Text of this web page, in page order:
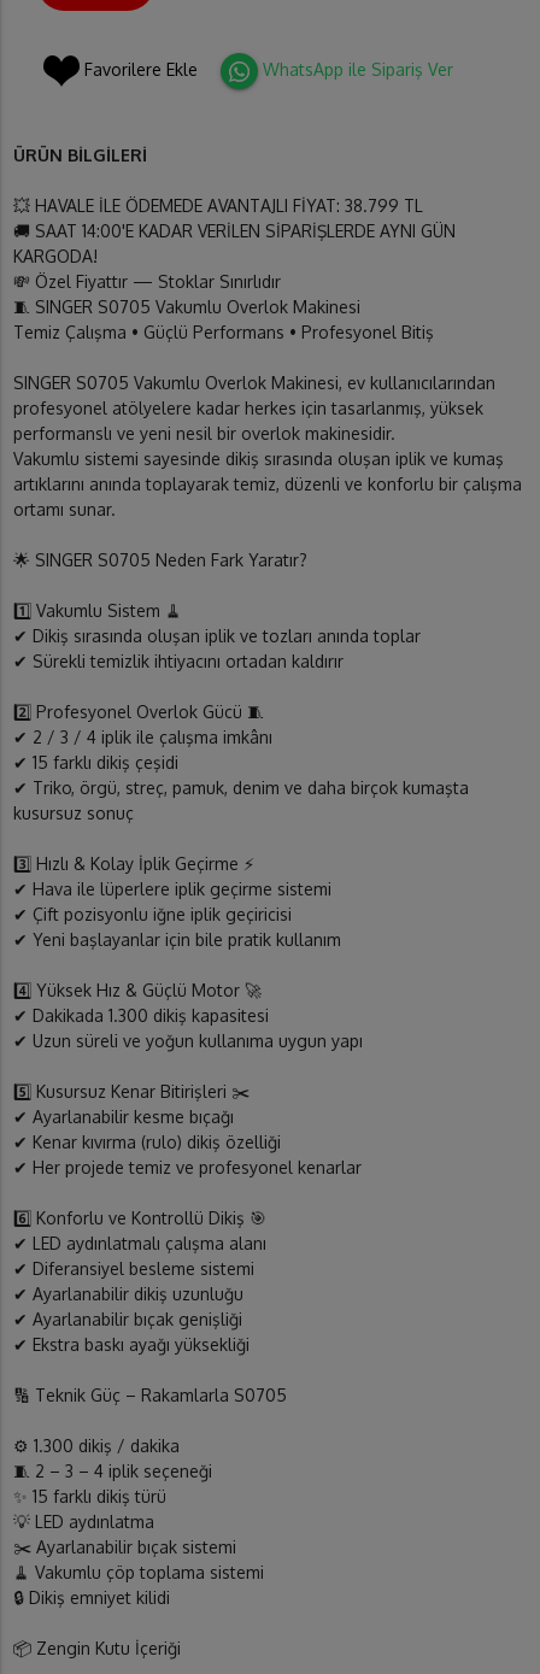
Favorilere Ekle WhatsApp ile Sipariş Ver
ÜRÜN BİLGİLERİ
💥 HAVALE İLE ÖDEMEDE AVANTAJLI FİYAT: 38.799 TL
🚚 SAAT 14:00'E KADAR VERİLEN SİPARİŞLERDE AYNI GÜN
KARGODA!
💸 Özel Fiyattır — Stoklar Sınırlıdır
🧵 SINGER S0705 Vakumlu Overlok Makinesi
Temiz Çalışma • Güçlü Performans • Profesyonel Bitiş
SINGER S0705 Vakumlu Overlok Makinesi, ev kullanıcılarından
profesyonel atölyelere kadar herkes için tasarlanmış, yüksek
performanslı ve yeni nesil bir overlok makinesidir.
Vakumlu sistemi sayesinde dikiş sırasında oluşan iplik ve kumaş
artıklarını anında toplayarak temiz, düzenli ve konforlu bir çalışma
ortamı sunar.
🌟 SINGER S0705 Neden Fark Yaratır?
1️⃣ Vakumlu Sistem 🧹
✔ Dikiş sırasında oluşan iplik ve tozları anında toplar
✔ Sürekli temizlik ihtiyacını ortadan kaldırır
2️⃣ Profesyonel Overlok Gücü 🧵
✔ 2 / 3 / 4 iplik ile çalışma imkânı
✔ 15 farklı dikiş çeşidi
✔ Triko, örgü, streç, pamuk, denim ve daha birçok kumaşta
kusursuz sonuç
3️⃣ Hızlı & Kolay İplik Geçirme ⚡
✔ Hava ile lüperlere iplik geçirme sistemi
✔ Çift pozisyonlu iğne iplik geçiricisi
✔ Yeni başlayanlar için bile pratik kullanım
4️⃣ Yüksek Hız & Güçlü Motor 🚀
✔ Dakikada 1.300 dikiş kapasitesi
✔ Uzun süreli ve yoğun kullanıma uygun yapı
5️⃣ Kusursuz Kenar Bitirişleri ✂️
✔ Ayarlanabilir kesme bıçağı
✔ Kenar kıvırma (rulo) dikiş özelliği
✔ Her projede temiz ve profesyonel kenarlar
6️⃣ Konforlu ve Kontrollü Dikiş 🎯
✔ LED aydınlatmalı çalışma alanı
✔ Diferansiyel besleme sistemi
✔ Ayarlanabilir dikiş uzunluğu
✔ Ayarlanabilir bıçak genişliği
✔ Ekstra baskı ayağı yüksekliği
🔢 Teknik Güç – Rakamlarla S0705
⚙️ 1.300 dikiş / dakika
🧵 2 – 3 – 4 iplik seçeneği
✨ 15 farklı dikiş türü
💡 LED aydınlatma
✂️ Ayarlanabilir bıçak sistemi
🧹 Vakumlu çöp toplama sistemi
🔒 Dikiş emniyet kilidi
📦 Zengin Kutu İçeriği